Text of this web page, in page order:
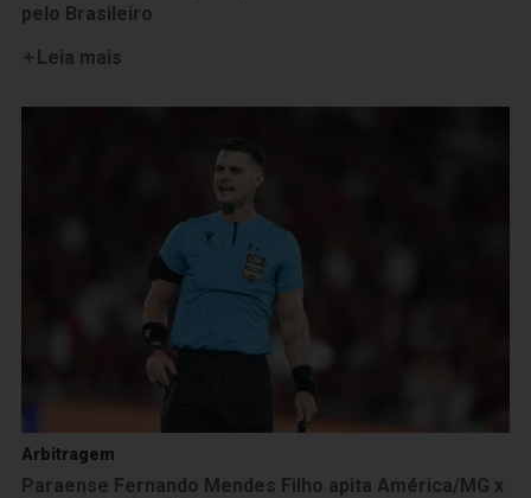
pelo Brasileiro
Leia mais
Arbitragem
Paraense Fernando Mendes Filho apita América/MG x